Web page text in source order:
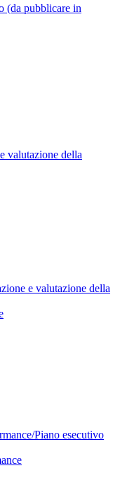
(da pubblicare in
valutazione della
e valutazione della
Piano esecutivo